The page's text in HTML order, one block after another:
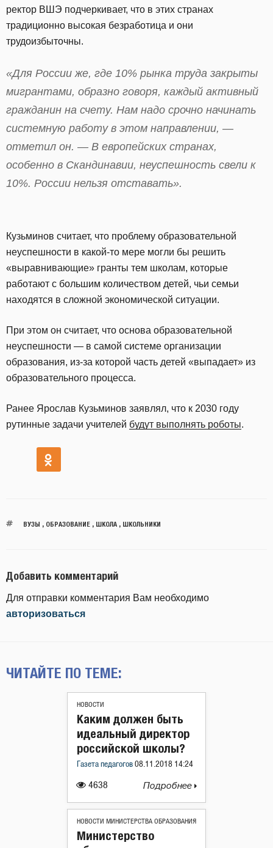
ректор ВШЭ подчеркивает, что в этих странах
традиционно высокая безработица и они
трудоизбыточны.
«Для России же, где 10% рынка труда закрыты
мигрантами, образно говоря, каждый активный
гражданин на счету. Нам надо срочно начинать
системную работу в этом направлении, —
отметил он. — В европейских странах,
особенно в Скандинавии, неуспешность свели к
10%. России нельзя отставать».
Кузьминов считает, что проблему образовательной
неуспешности в какой-то мере могли бы решить
«выравнивающие» гранты тем школам, которые
работают с большим количеством детей, чьи семьи
находятся в сложной экономической ситуации.
При этом он считает, что основа образовательной
неуспешности — в самой системе организации
образования, из-за которой часть детей «выпадает» из
образовательного процесса.
Ранее Ярослав Кузьминов заявлял, что к 2030 году
рутинные задачи учителей будут выполнять роботы.
ВУЗЫ , ОБРАЗОВАНИЕ, ШКОЛА, ШКОЛЬНИКИ
Добавить комментарий
Для отправки комментария Вам необходимо
авторизоваться
ЧИТАЙТЕ ПО ТЕМЕ:
НОВОСТИ
4638
Каким должен быть
идеальный директор
российской школы?
Газета педагогов 08.11.2018 14:24
Подробнее
НОВОСТИ МИНИСТЕРСТВА ОБРАЗОВАНИЯ
Министерство